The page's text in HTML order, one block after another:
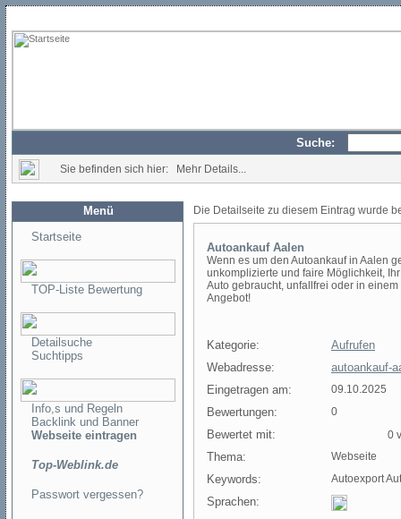
Suche:
Sie befinden sich hier: Mehr Details...
Menü
Startseite
TOP-Liste Bewertung
Detailsuche
Suchtipps
Info,s und Regeln
Backlink und Banner
Webseite eintragen
Top-Weblink.de
Passwort vergessen?
Die Detailseite zu diesem Eintrag wurde
Autoankauf Aalen
Wenn es um den Autoankauf in Aalen
unkomplizierte und faire Möglichkeit,
Auto gebraucht, unfallfrei oder in
Angebot!
Kategorie:
Aufrufen
Webadresse:
autoankauf-
Eingetragen am:
09.10.2025
Bewertungen: 0
Bewertet mit: 0
Thema: Webseite
Keywords: Autoexport
Sprachen: